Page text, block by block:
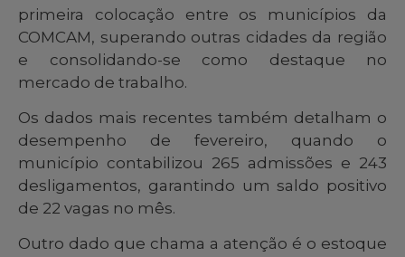
primeira colocação entre os municípios da
COMCAM, superando outras cidades da região
e consolidando-se como destaque no
mercado de trabalho.
Os dados mais recentes também detalham o
desempenho de fevereiro, quando o
município contabilizou 265 admissões e 243
desligamentos, garantindo um saldo positivo
de 22 vagas no mês.
Outro dado que chama a atenção é o estoque